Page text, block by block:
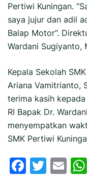
Pertiwi Kuningan.
saya jujur dan adil
Balap Motor”.
Wardani Sugiyanto,
Kepala Sekolah
Ariana Vamitrianto,
terima kasih
RI Bapak Dr.
menyempatkan
SMK Pertiwi